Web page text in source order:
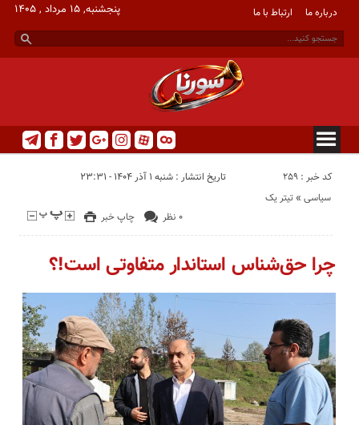
درباره ما ارتباط با ما پنجشنبه, ۱۵ مرداد , ۱۴۰۵
کد خبر : 259 تاریخ انتشار : شنبه ۱ آذر ۱۴۰۴ - ۲۳:۳۱
چاپ خبر ۰ نظر
تیتر یک « سیاسی
چرا حق‌شناس استاندار متفاوتی است!؟